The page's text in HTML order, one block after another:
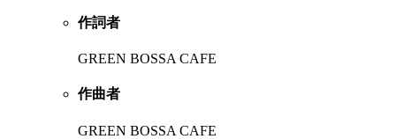
作詞者
GREEN BOSSA CAFE
作曲者
GREEN BOSSA CAFE